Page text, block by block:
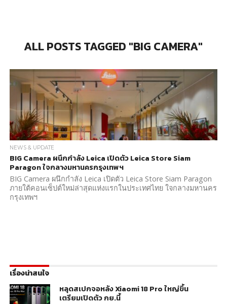
ALL POSTS TAGGED "BIG CAMERA"
NEWS & UPDATE
BIG Camera ผนึกกำลัง Leica เปิดตัว Leica Store Siam
Paragon ใจกลางมหานครกรุงเทพฯ
BIG Camera ผนึกกำลัง Leica เปิดตัว Leica Store Siam Paragon
ภายใต้คอนเซ็ปต์ใหม่ล่าสุดแห่งแรกในประเทศไทย ใจกลางมหานคร
กรุงเทพฯ
เรื่องน่าสนใจ
หลุดสเปกจอหลัง Xiaomi 18 Pro ใหญ่ขึ้น
เตรียมเปิดตัว กย.นี้